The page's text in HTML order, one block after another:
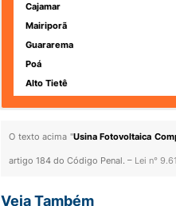
Cajamar
Mairiporã
Guararema
Poá
Alto Tietê
O texto acima "Usina Fotovoltaica
artigo 184 do Código Penal. – Lei n°
Veja Também